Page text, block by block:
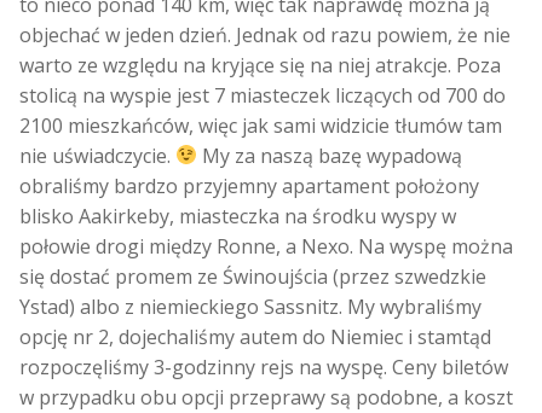
objechać w jeden dzień. Jednak od razu powiem, że nie
warto ze względu na kryjące się na niej atrakcje. Poza
stolicą na wyspie jest 7 miasteczek liczących od 700 do
2100 mieszkańców, więc jak sami widzicie tłumów tam
nie uświadczycie.
My za naszą bazę wypadową
obraliśmy bardzo przyjemny apartament położony
blisko Aakirkeby, miasteczka na środku wyspy w
połowie drogi między Ronne, a Nexo. Na wyspę można
się dostać promem ze Świnoujścia (przez szwedzkie
Ystad) albo z niemieckiego Sassnitz. My wybraliśmy
opcję nr 2, dojechaliśmy autem do Niemiec i stamtąd
rozpoczęliśmy 3-godzinny rejs na wyspę. Ceny biletów
w przypadku obu opcji przeprawy są podobne, a koszt